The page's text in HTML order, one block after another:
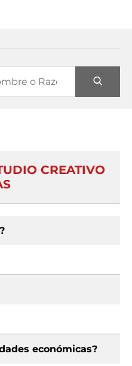
CREATIVO
económicas?